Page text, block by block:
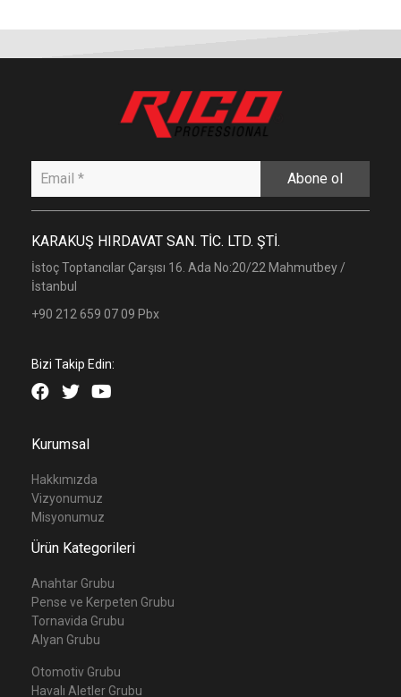
Abone ol
KARAKUŞ HIRDAVAT SAN. TİC. LTD. ŞTİ.
İstoç Toptancılar Çarşısı 16. Ada No:20/22 Mahmutbey /
İstanbul
+90 212 659 07 09 Pbx
Bizi Takip Edin:
Kurumsal
Hakkımızda
Vizyonumuz
Misyonumuz
Ürün Kategorileri
Anahtar Grubu
Pense ve Kerpeten Grubu
Tornavida Grubu
Alyan Grubu
Otomotiv Grubu
Havalı Aletler Grubu